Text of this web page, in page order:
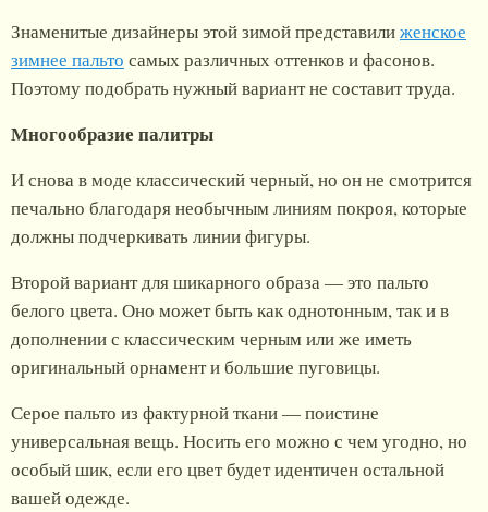
Знаменитые дизайнеры этой зимой представилиженское
зимнее пальто самых различных оттенков и фасонов.
Поэтому подобрать нужный вариант не составит труда.
Многообразие палитры
И снова в моде классический черный, но он не смотрится
печально благодаря необычным линиям покроя, которые
должны подчеркивать линии фигуры.
Второй вариант для шикарного образа — это пальто
белого цвета. Оно может быть как однотонным, так и в
дополнении с классическим черным или же иметь
оригинальный орнамент и большие пуговицы.
Серое пальто из фактурной ткани — поистине
универсальная вещь. Носить его можно с чем угодно, но
особый шик, если его цвет будет идентичен остальной
вашей одежде.